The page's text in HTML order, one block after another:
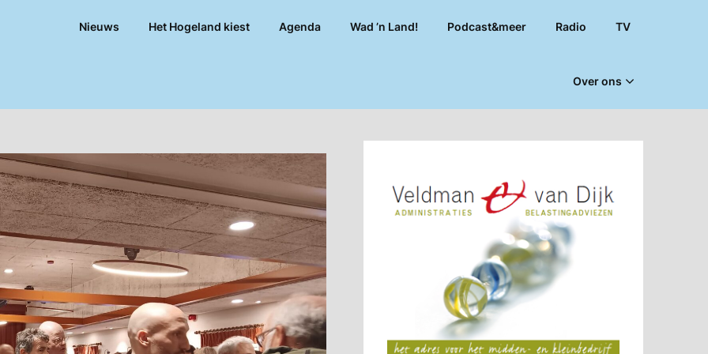
Nieuws Het Hogeland kiest Agenda Wad ’n Land! Podcast&meer Radio TV
Over ons